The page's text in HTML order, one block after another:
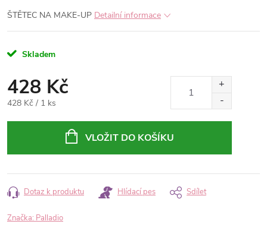
ŠTĚTEC NA MAKE-UP Detailní informace
Skladem
428 Kč
Měrná
428 Kč / 1 ks
VLOŽIT DO KOŠÍKU
Dotaz k produktu Hlídací pes Sdílet
Značka: Palladio